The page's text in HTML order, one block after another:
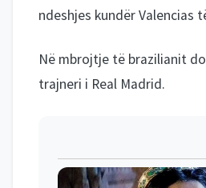
ndeshjes kundër Valencias
Në mbrojtje të brazilianit
trajneri i Real Madrid.